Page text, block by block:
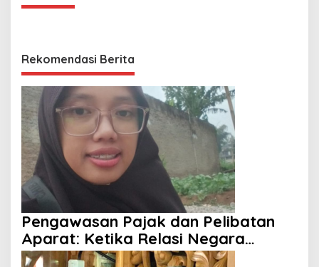
Rekomendasi Berita
Pengawasan Pajak dan Pelibatan
Aparat: Ketika Relasi Negara
dengan Rakyat Dipertanyakan